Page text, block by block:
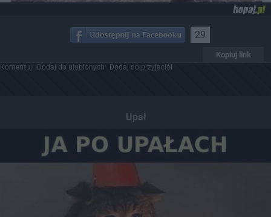
29
Kopiuj link
Komentuj Dodaj do ulubionych Dodaj do przyjaciół
Upał